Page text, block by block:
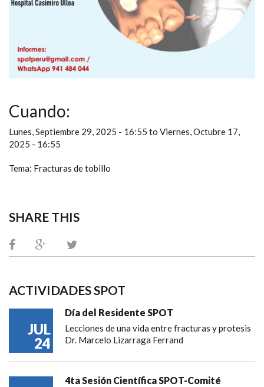
Cuando:
Lunes, Septiembre 29, 2025 - 16:55 to Viernes, Octubre 17,
2025 - 16:55
Tema: Fracturas de tobillo
SHARE THIS
ACTIVIDADES SPOT
JUL
24
Día del Residente SPOT
Lecciones de una vida entre fracturas y protesis
Dr. Marcelo Lizarraga Ferrand
4ta Sesión Científica SPOT-Comité